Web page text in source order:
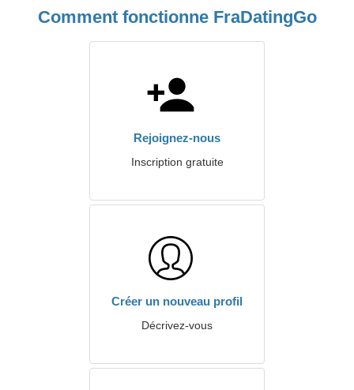
Comment fonctionne FraDatingGo
Rejoignez-nous
Inscription gratuite
Créer un nouveau profil
Décrivez-vous